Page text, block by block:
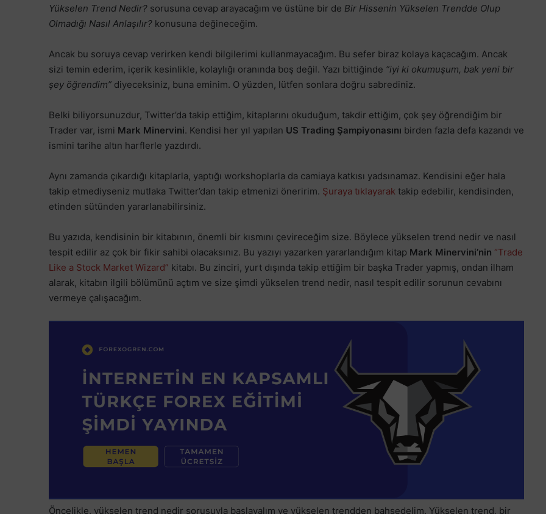
Yükselen Trend Nedir?sorusuna cevap arayacağım ve üstüne bir de Bir Hissenin Yükselen Trendde Olup
Olmadığı Nasıl Anlaşılır? konusuna değineceğim.
Ancak bu soruya cevap verirken kendi bilgilerimi kullanmayacağım. Bu sefer biraz kolaya kaçacağım. Ancak
sizi temin ederim, içerik kesinlikle, kolaylığı oranında boş değil. Yazı bittiğinde “iyi ki okumuşum, bak yeni bir
şey öğrendim”diyeceksiniz, buna eminim. O yüzden, lütfen sonlara doğru sabrediniz.
Belki biliyorsunuzdur, Twitter’da takip ettiğim, kitaplarını okuduğum, takdir ettiğim, çok şey öğrendiğim bir
Trader var, ismi Mark Minervini. Kendisi her yıl yapılan US Trading Şampiyonasını birden fazla defa kazandı ve
ismini tarihe altın harflerle yazdırdı.
Aynı zamanda çıkardığı kitaplarla, yaptığı workshoplarla da camiaya katkısı yadsınamaz. Kendisini eğer hala
takip etmediyseniz mutlaka Twitter’dan takip etmenizi öneririm. Şuraya tıklayaraktakip edebilir, kendisinden,
etinden sütünden yararlanabilirsiniz.
Bu yazıda, kendisinin bir kitabının, önemli bir kısmını çevireceğim size. Böylece yükselen trend nedir ve nasıl
tespit edilir az çok bir fikir sahibi olacaksınız. Bu yazıyı yazarken yararlandığım kitap Mark Minervini’nin “Trade
Like a Stock Market Wizard” kitabı. Bu zinciri, yurt dışında takip ettiğim bir başka Trader yapmış, ondan ilham
alarak, kitabın ilgili bölümünü açtım ve size şimdi yükselen trend nedir, nasıl tespit edilir sorunun cevabını
vermeye çalışacağım.
Öncelikle, yükselen trend nedir sorusuyla başlayalım ve yükselen trendden bahsedelim. Yükselen trend, bir